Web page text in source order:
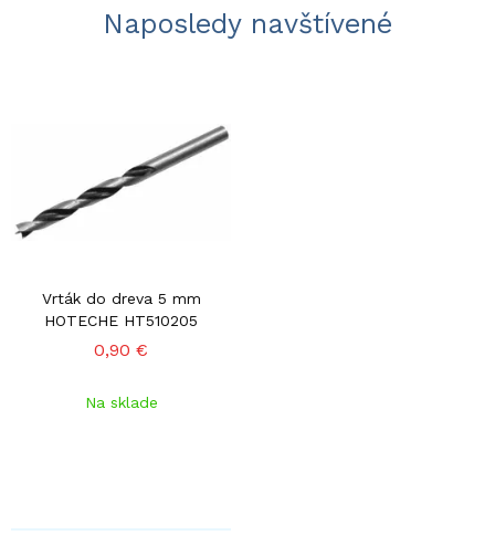
Naposledy navštívené
Vrták do dreva 5 mm
HOTECHE HT510205
0,90 €
Na sklade